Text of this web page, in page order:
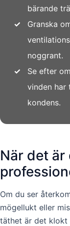
bärande
✓
Granska
noggrant.
✓
Se efter
vinden har
kondens.
När det är
Om du ser
mögellukt eller
täthet är det klokt